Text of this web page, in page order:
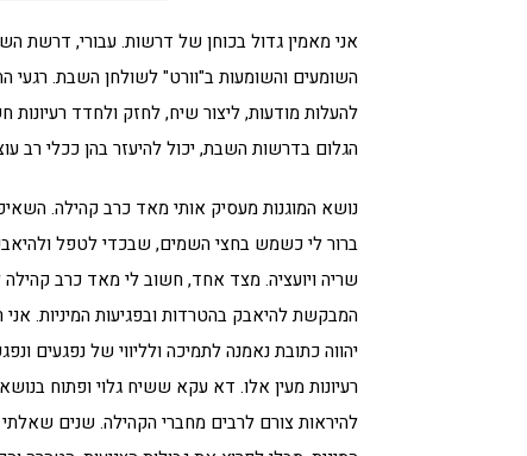
אני מאמין גדול בכוחן של דרשות. עבורי, דרשת
השומעים והשומעות ב"וורט" לשולחן השבת.
להעלות מודעות, ליצור שיח, לחזק ולחדד
הגלום בדרשות השבת, יכול להיעזר בהן ככלי רב
נושא המוגנות מעסיק אותי מאד כרב קהילה.
ברור לי כשמש בחצי השמים, שבכדי לטפל
שריה ויועציה. מצד אחד, חשוב לי מאד כרב קהילה
המבקשת להיאבק בהטרדות ובפגיעות המיניות.
יהווה כתובת נאמנה לתמיכה ולליווי של נפגעים
רעיונות מעין אלו. דא עקא ששיח גלוי ופתוח
להיראות צורם לרבים מחברי הקהילה. שנים